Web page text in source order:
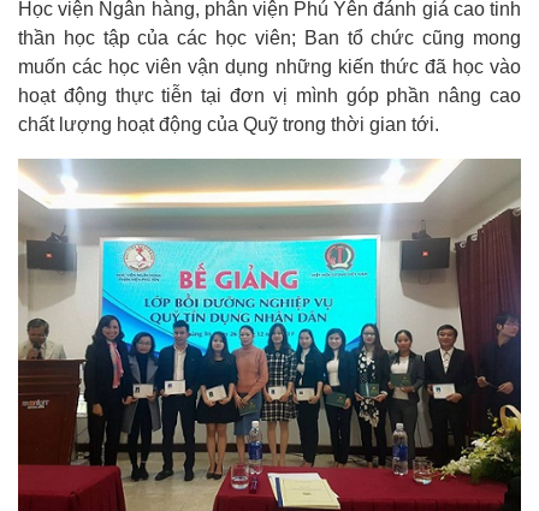
Học viện Ngân hàng, phân viện Phú Yên đánh giá cao tinh
thần học tập của các học viên; Ban tổ chức cũng mong
muốn các học viên vận dụng những kiến thức đã học vào
hoạt động thực tiễn tại đơn vị mình góp phần nâng cao
chất lượng hoạt động của Quỹ trong thời gian tới.